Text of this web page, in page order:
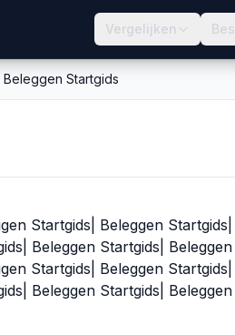
Vergelijken
Startgids
26 juni 2026
Startgids| Beleggen
Beleggen Startgids|
Startgids| Beleggen
Beleggen Startgids|